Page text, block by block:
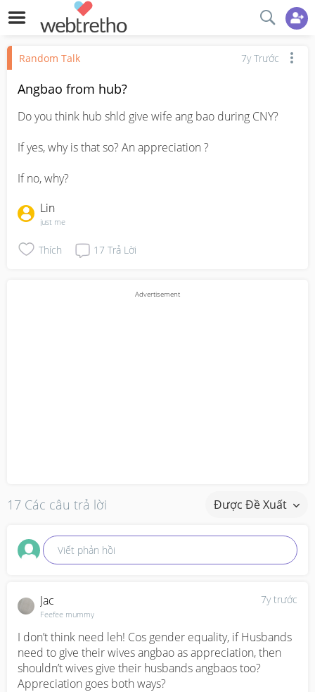
Random Talk 7y Trước
Angbao from hub?
Do you think hub shld give wife ang bao during CNY?
If yes, why is that so? An appreciation ?
If no, why?
Lin
just me
Thích 17 Trả Lời
17 Các câu trả lời Được Đề Xuất
Viết phản hồi
7y trước
Jac
Feefee mummy
I don’t think need leh! Cos gender equality, if Husbands
need to give their wives angbao as appreciation, then
shouldn’t wives give their husbands angbaos too?
Appreciation goes both ways?